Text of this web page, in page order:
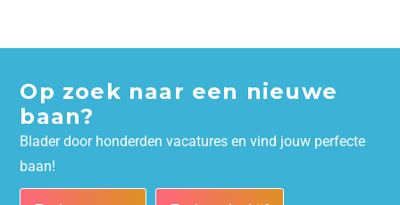
Op zoek naar een nieuwe
baan?
Blader door honderden vacatures en vind jouw perfecte
baan!